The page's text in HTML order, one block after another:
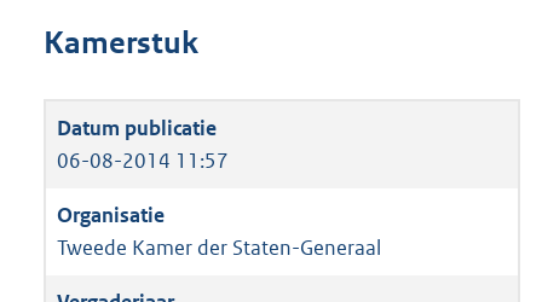
Kamerstuk
06-08-2014 11:57
Tweede Kamer der Staten-Generaal